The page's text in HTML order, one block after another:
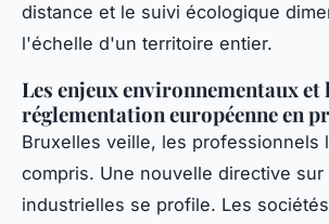
distance et le suivi écologique
l'échelle d'un territoire entier.
Les enjeux environnementaux et
réglementation européenne en
Bruxelles veille, les professionnels
compris. Une nouvelle directive
industrielles se profile. Les